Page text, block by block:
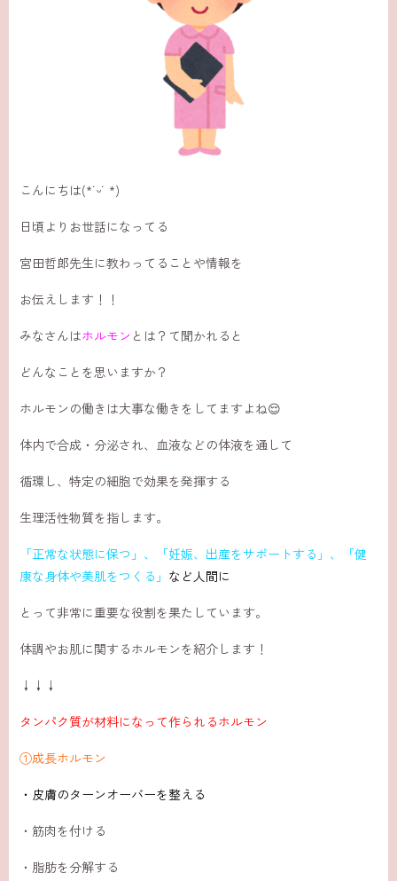
こんにちは(*˙ᵕ˙ *)
日頃よりお世話になってる
宮田哲郎先生に教わってることや情報を
お伝えします！！
みなさんはホルモン とは？て聞かれると
どんなことを思いますか？
ホルモンの働きは大事な働きをしてますよね😌
体内で合成・分泌され、血液などの体液を通して
循環し、特定の細胞で効果を発揮する
生理活性物質を指します。
「正常な状態に保つ」、「妊娠、出産をサポートする」、「健
康な身体や美肌をつくる」 など人間に
とって非常に重要な役割を果たしています。
体調やお肌に関するホルモンを紹介します！
↓↓↓
タンパク質が材料になって作られるホルモン
①成長ホルモン
・皮膚のターンオーバーを整える
・筋肉を付ける
・脂肪を分解する